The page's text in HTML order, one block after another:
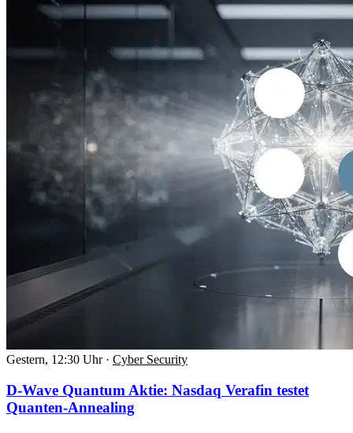
Gestern, 12:30 Uhr · Cyber Security
D-Wave Quantum Aktie: Nasdaq Verafin testet
Quanten-Annealing